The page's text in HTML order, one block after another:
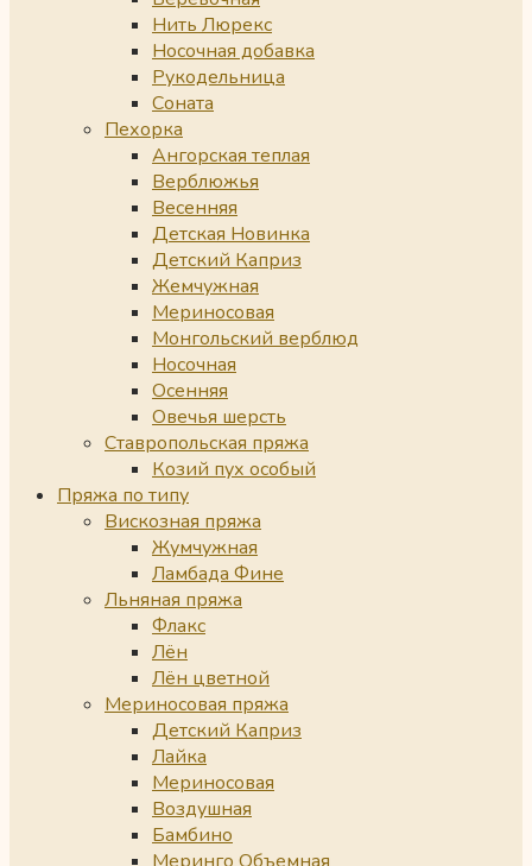
Нить Люрекс
Носочная добавка
Рукодельница
Соната
Пехорка
Ангорская теплая
Верблюжья
Весенняя
Детская Новинка
Детский Каприз
Жемчужная
Мериносовая
Монгольский верблюд
Носочная
Осенняя
Овечья шерсть
Ставропольская пряжа
Козий пух особый
Пряжа по типу
Вискозная пряжа
Жумчужная
Ламбада Фине
Льняная пряжа
Флакс
Лён
Лён цветной
Мериносовая пряжа
Детский Каприз
Лайка
Мериносовая
Воздушная
Бамбино